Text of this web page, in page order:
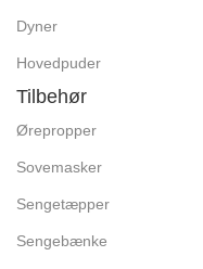
Dyner
Hovedpuder
Tilbehør
Ørepropper
Sovemasker
Sengetæpper
Sengebænke